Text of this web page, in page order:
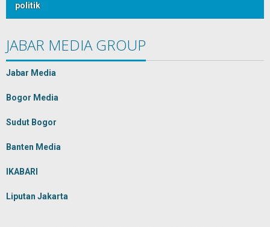
politik
JABAR MEDIA GROUP
Jabar Media
Bogor Media
Sudut Bogor
Banten Media
IKABARI
Liputan Jakarta